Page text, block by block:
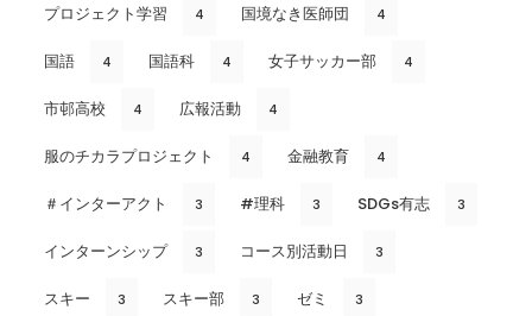
プロジェクト学習 4 国境なき医師団 4
国語 4 国語科 4 女子サッカー部 4
市邨高校 4 広報活動 4
服のチカラプロジェクト 4 金融教育 4
＃インターアクト 3 #理科 3 SDGs有志 3
インターンシップ 3 コース別活動日 3
スキー 3 スキー部 3 ゼミ 3